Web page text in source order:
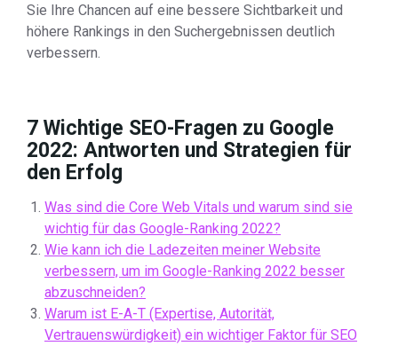
Sie Ihre Chancen auf eine bessere Sichtbarkeit und
höhere Rankings in den Suchergebnissen deutlich
verbessern.
7 Wichtige SEO-Fragen zu Google
2022: Antworten und Strategien für
den Erfolg
Was sind die Core Web Vitals und warum sind sie
wichtig für das Google-Ranking 2022?
Wie kann ich die Ladezeiten meiner Website
verbessern, um im Google-Ranking 2022 besser
abzuschneiden?
Warum ist E-A-T (Expertise, Autorität,
Vertrauenswürdigkeit) ein wichtiger Faktor für SEO